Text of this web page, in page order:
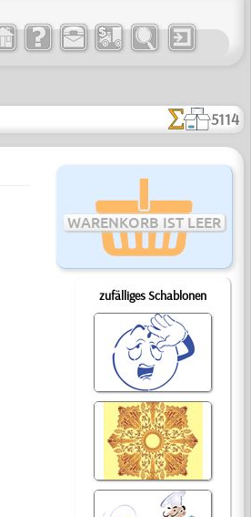
5114
WARENKORB IST LEER
zufälliges Schablonen